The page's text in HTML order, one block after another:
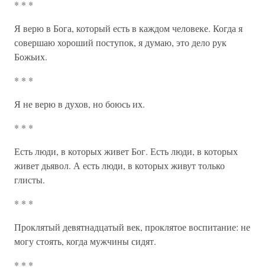
* * *
Я верю в Бога, который есть в каждом человеке. Когда я
совершаю хороший поступок, я думаю, это дело рук
Божьих.
* * *
Я не верю в духов, но боюсь их.
* * *
Есть люди, в которых живет Бог. Есть люди, в которых
живет дьявол. А есть люди, в которых живут только
глисты.
* * *
Проклятый девятнадцатый век, проклятое воспитание: не
могу стоять, когда мужчины сидят.
* * *